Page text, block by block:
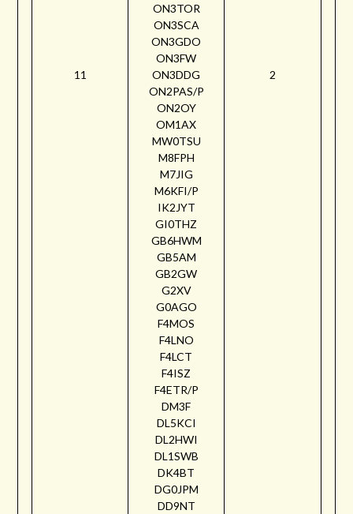
11
ON3TOR
ON3SCA
ON3GDO
ON3FW
ON3DDG
ON2PAS/P
ON2OY
OM1AX
MW0TSU
M8FPH
M7JIG
M6KFI/P
IK2JYT
GI0THZ
GB6HWM
GB5AM
GB2GW
G2XV
G0AGO
F4MOS
F4LNO
F4LCT
F4ISZ
F4ETR/P
DM3F
DL5KCI
DL2HWI
DL1SWB
DK4BT
DG0JPM
DD9NT
2